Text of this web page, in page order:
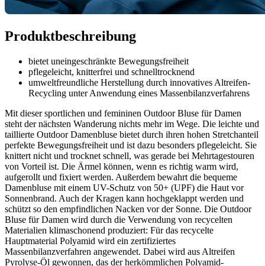
Produktbeschreibung
bietet uneingeschränkte Bewegungsfreiheit
pflegeleicht, knitterfrei und schnelltrocknend
umweltfreundliche Herstellung durch innovatives Altreifen-
Recycling unter Anwendung eines Massenbilanzverfahrens
Mit dieser sportlichen und femininen Outdoor Bluse für Damen
steht der nächsten Wanderung nichts mehr im Wege. Die leichte und
taillierte Outdoor Damenbluse bietet durch ihren hohen Stretchanteil
perfekte Bewegungsfreiheit und ist dazu besonders pflegeleicht. Sie
knittert nicht und trocknet schnell, was gerade bei Mehrtagestouren
von Vorteil ist. Die Ärmel können, wenn es richtig warm wird,
aufgerollt und fixiert werden. Außerdem bewahrt die bequeme
Damenbluse mit einem UV-Schutz von 50+ (UPF) die Haut vor
Sonnenbrand. Auch der Kragen kann hochgeklappt werden und
schützt so den empfindlichen Nacken vor der Sonne. Die Outdoor
Bluse für Damen wird durch die Verwendung von recycelten
Materialien klimaschonend produziert: Für das recycelte
Hauptmaterial Polyamid wird ein zertifiziertes
Massenbilanzverfahren angewendet. Dabei wird aus Altreifen
Pyrolyse-Öl gewonnen, das der herkömmlichen Polyamid-